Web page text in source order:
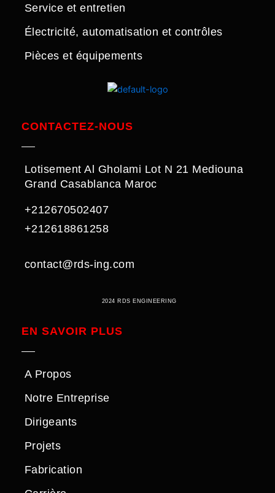
Service et entretien
Électricité, automatisation et contrôles
Pièces et équipements
CONTACTEZ-NOUS
Lotisement Al Gholami Lot N 21 Mediouna
Grand Casablanca Maroc
+212670502407
+212618861258
contact@rds-ing.com
2024 RDS ENGINEERING
EN SAVOIR PLUS
A Propos
Notre Entreprise
Dirigeants
Projets
Fabrication